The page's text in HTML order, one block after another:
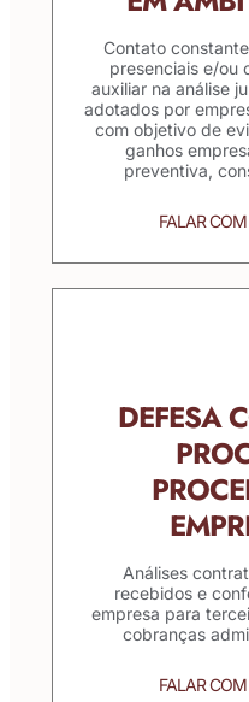
Contato
presenciais e/ou
auxiliar na análise
adotados por
com objetivo de
ganhos
preventiva,
FALAR
DEFESA
Análises
recebidos e
empresa para
cobranças
FALAR